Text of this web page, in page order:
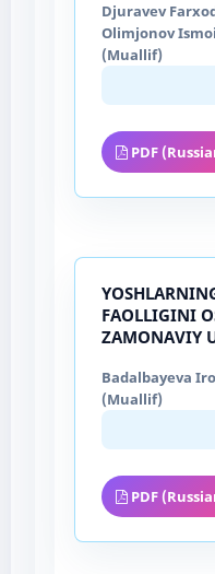
Djuravev
Olimjonov
(Muallif)
PDF
FAOLLIGINI
ZAMONAVIY
Badalbayeva
(Muallif)
PDF